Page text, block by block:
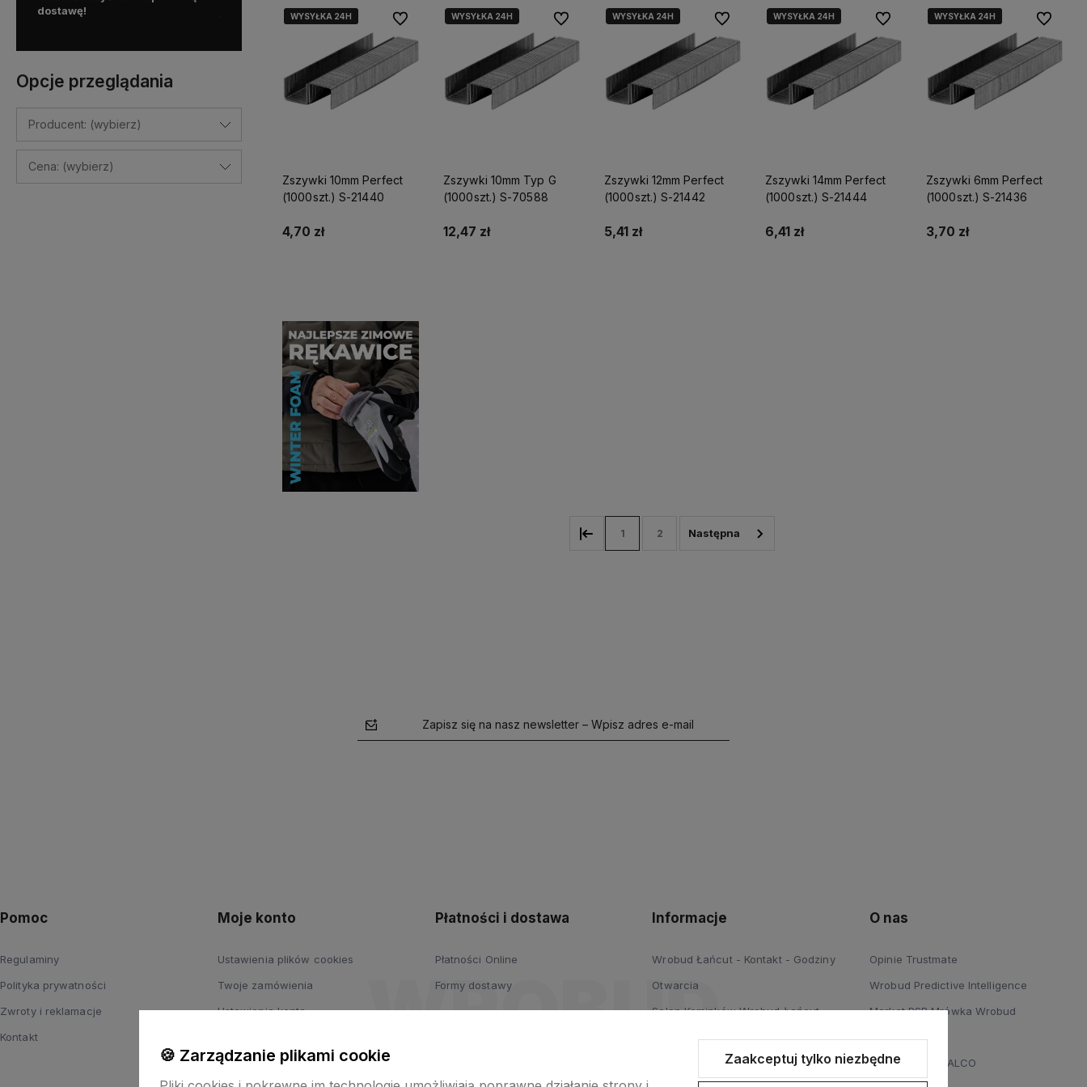
dostawę!
100 zł!
polskim rynku.
dostawę!
Opcje przeglądania
Producent: (wybierz)
Cena: (wybierz)
WYSYŁKA 24H
WYSYŁKA 24H
WYSYŁKA 24H
Zszywki 10mm Perfect
(1000szt.) S-21440
4,70 zł
Do ulubionychWYSYŁKA 24H
Zszywki 10mm Typ G
(1000szt.) S-70588
12,47 zł
Do ulubionychWYSYŁKA 24H
Zszywki 12mm Perfect
(1000szt.) S-21442
5,41 zł
Do ulubionychWYSYŁKA 24H
Zszywki 14mm Perfect
(1000szt.) S-21444
6,41 zł
Do ulubionychWYSYŁKA 24H
WYSYŁKA 24H
WYSYŁKA 24H
Zszywki 6mm Perfect
(1000szt.) S-21436
3,70 zł
Do
1 2
Zapisz się na nasz newsletter – Wpisz adres e-mail
Pomoc
Regulaminy
Polityka prywatności
Zwroty i reklamacje
Kontakt
Moje konto
Ustawienia plików cookies
Twoje zamówienia
Ustawienia konta
Płatności i dostawa
Płatności Online
Formy dostawy
Informacje
Wrobud Łańcut - Kontakt - Godziny
Otwarcia
Salon Kominków Wrobud Łańcut
Salon Drzwi i Podłóg Wrobud Łańcut
Wypożyczalnia sprzętów budowlanych i
O nas
Opinie Trustmate
Wrobud Predictive Intelligence
Market PSB Mrówka Wrobud
Blog
Dystrybucja STALCO
🍪 Zarządzanie plikami cookie Zaakceptuj tylko niezbędne